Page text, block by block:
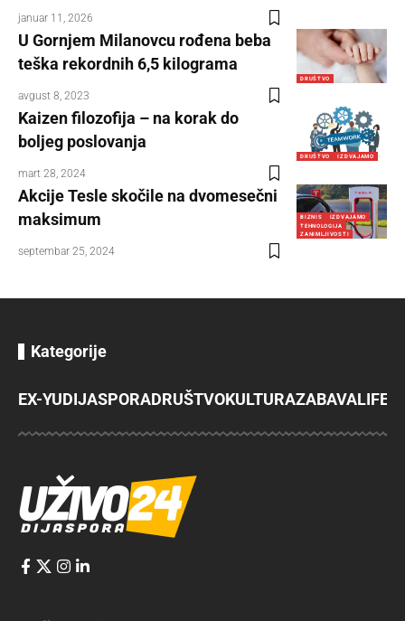
januar 11, 2026
DRUŠTVO
U Gornjem Milanovcu rođena beba
teška rekordnih 6,5 kilograma
avgust 8, 2023
DRUŠTVO IZDVAJAMO
Kaizen filozofija – na korak do
boljeg poslovanja
mart 28, 2024
BIZNIS
IZDVAJAMO
TEHNOLOGIJA
ZANIMLJIVOSTI
Akcije Tesle skočile na dvomesečni
maksimum
septembar 25, 2024
Kategorije
EX-YUDIJASPORADRUŠTVOKULTURAZABAVA